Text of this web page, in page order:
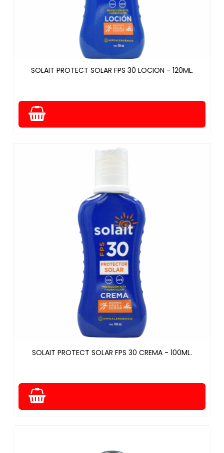
SOLAIT PROTECT SOLAR FPS 30 LOCION - 120ML.
SOLAIT PROTECT SOLAR FPS 30 CREMA - 100ML.